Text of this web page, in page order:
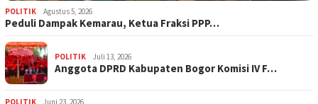
POLITIK Agustus 5, 2026
‎Peduli Dampak Kemarau, Ketua Fraksi PPP…
POLITIK Juli 13, 2026
Anggota DPRD Kabupaten Bogor Komisi IV F…
POLITIK Juni 23, 2026